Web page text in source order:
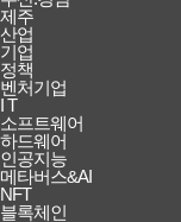
제주
산업
기업
정책
벤처기업
I T
소프트웨어
하드웨어
인공지능
메타버스&AI
NFT
블록체인